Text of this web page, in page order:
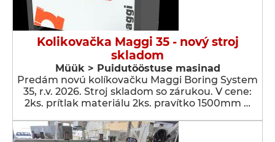
Kolikovačka Maggi 35 - nový stroj
skladom
Müük > Puidutööstuse masinad
Predám novú kolíkovačku Maggi Boring System
35, r.v. 2026. Stroj skladom so zárukou. V cene:
2ks. prítlak materiálu 2ks. pravítko 1500mm …